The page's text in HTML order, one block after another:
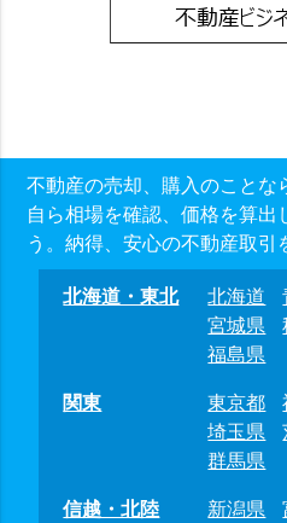
不動産の売却、購入のことな
自ら相場を確認、価格を算出
う。納得、安心の不動産取引
北海道・東北 北海道
宮城県
福島県
関東
東京都
埼玉県
群馬県
信越・北陸
新潟県